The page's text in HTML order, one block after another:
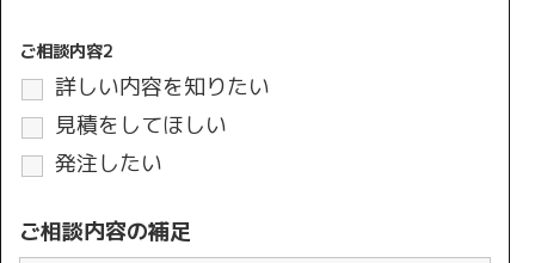
ご相談内容2
詳しい内容を知りたい
見積をしてほしい
発注したい
ご相談内容の補足